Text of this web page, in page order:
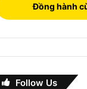
Đồng hành
Follow Us